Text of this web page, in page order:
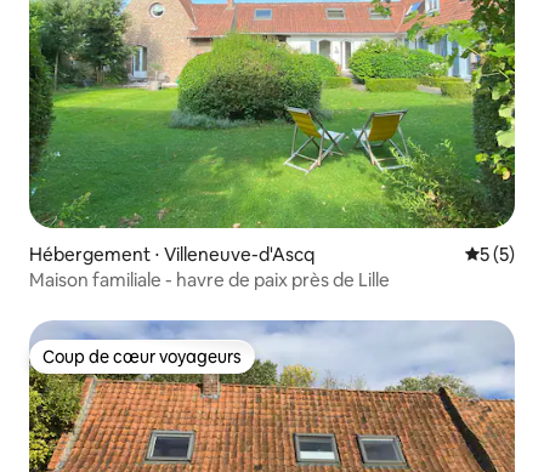
Hébergement ⋅ Villeneuve-d'Ascq
5 (5)
Maison familiale - havre de paix près de Lille
Coup de cœur voyageurs
Coup de cœur voyageurs